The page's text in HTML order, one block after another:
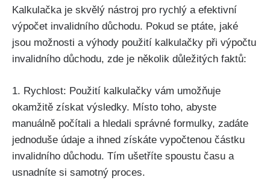
Kalkulačka je skvělý nástroj pro rychlý a efektivní
výpočet invalidního důchodu. Pokud se ptáte, jaké
jsou možnosti a výhody použití kalkulačky při výpočtu
invalidního důchodu, zde je několik důležitých faktů:
1. Rychlost: Použití kalkulačky vám umožňuje
okamžitě získat výsledky. Místo toho, abyste
manuálně počítali a hledali správné formulky, zadáte
jednoduše údaje a ihned získáte vypočtenou částku
invalidního důchodu. Tím ušetříte spoustu času a
usnadníte si samotný proces.